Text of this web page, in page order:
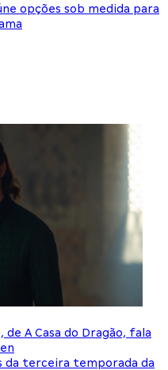
opções sob medida para
A Casa do Dragão, fala
da terceira temporada da